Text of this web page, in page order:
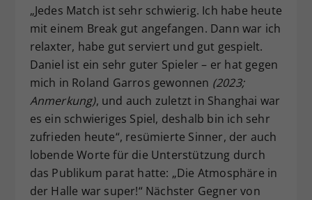
„Jedes Match ist sehr schwierig. Ich habe heute
mit einem Break gut angefangen. Dann war ich
relaxter, habe gut serviert und gut gespielt.
Daniel ist ein sehr guter Spieler – er hat gegen
mich in Roland Garros gewonnen (2023;
Anmerkung), und auch zuletzt in Shanghai war
es ein schwieriges Spiel, deshalb bin ich sehr
zufrieden heute“, resümierte Sinner, der auch
lobende Worte für die Unterstützung durch
das Publikum parat hatte: „Die Atmosphäre in
der Halle war super!“ Nächster Gegner von